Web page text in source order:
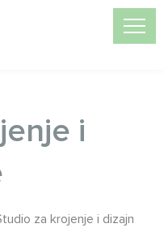
i
za krojenje i dizajn